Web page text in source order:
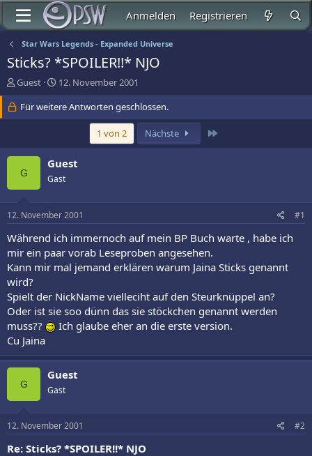
Anmelden Registrieren
Star Wars Legends - Expanded Universe
Sticks? *SPOILER!!* NJO
E
r
s
t
l
e
Guest
E
r
s
t
t
a
12. November 2001
Für weitere Antworten geschlossen.
1 von 2 Nächste
G
Guest
Gast
12. November 2001 #1
Während ich immernoch auf mein BP Buch warte , habe ich
mir ein paar vorab Leseproben angesehen.
Kann mir mal jemand erklären warum Jaina Sticks genannt
wird?
Spielt der NickName vielleciht auf den Steurknüppel an?
Oder ist sie soo dünn das sie stöckchen genannt werden
muss??
Ich glaube eher an die erste version.
Cu Jaina
G
Guest
Gast
12. November 2001 #2
Re: Sticks? *SPOILER!!* NJO